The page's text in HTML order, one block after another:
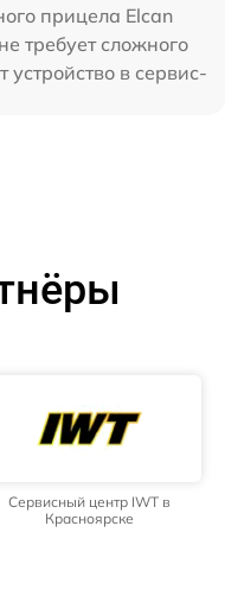
прицела Elcan
требует сложного
в сервис-
Сервисный центр IWT в
Красноярске